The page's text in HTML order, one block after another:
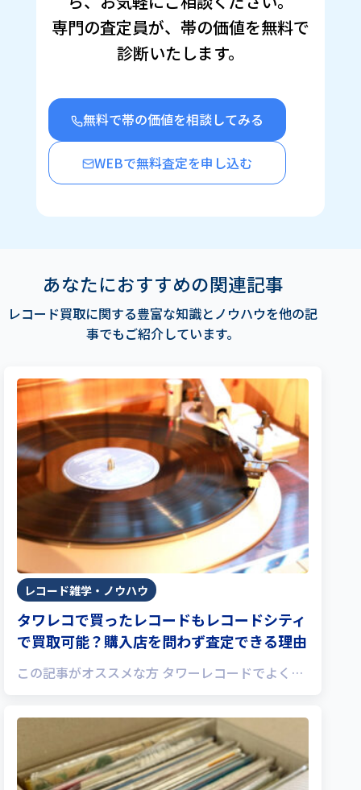
で
開
専門の査定員が、帯の価値を無料で
診断いたします。
無料で帯の価値を相談してみる
WEBで無料査定を申し込む
あなたにおすすめの関連記事
レコード買取に関する豊富な知識とノウハウを他の記
事でもご紹介しています。
レコード雑学・ノウハウ
タワレコで買ったレコードもレコードシティ
で買取可能？購入店を問わず査定できる理由
この記事がオススメな方 タワーレコードでよく…